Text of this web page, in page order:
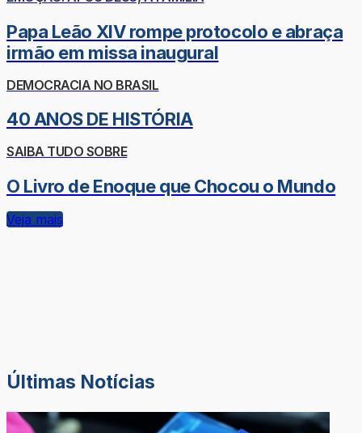
Papa Leão XIV rompe protocolo e abraça
irmão em missa inaugural
DEMOCRACIA NO BRASIL
40 ANOS DE HISTÓRIA
SAIBA TUDO SOBRE
O Livro de Enoque que Chocou o Mundo
Veja mais
Últimas Notícias